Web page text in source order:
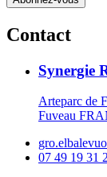
Contact
Synergie
Arteparc de
Fuveau
07 49 19 31